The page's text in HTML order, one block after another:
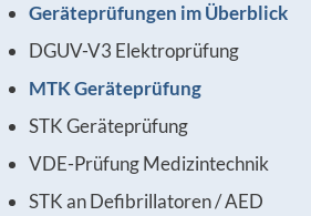
Geräteprüfungen im Überblick
DGUV-V3 Elektroprüfung
MTK Geräteprüfung
STK Geräteprüfung
VDE-Prüfung Medizintechnik
STK an Defibrillatoren / AED